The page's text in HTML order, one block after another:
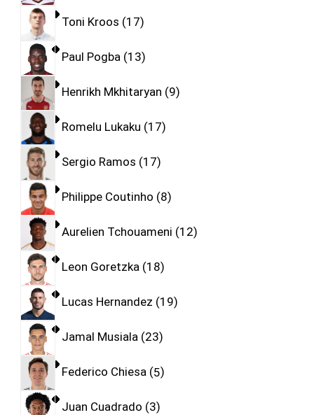
Toni Kroos 17
Paul Pogba 13
Henrikh Mkhitaryan 9
Romelu Lukaku 17
Sergio Ramos 17
Philippe Coutinho 8
Aurelien Tchouameni 12
Leon Goretzka 18
Lucas Hernandez 19
Jamal Musiala 23
Federico Chiesa 5
Juan Cuadrado 3